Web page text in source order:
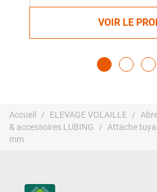
VOIR LE
Accueil ELEVAGE VOLAILLE
& accessoires LUBING
Attache
mm